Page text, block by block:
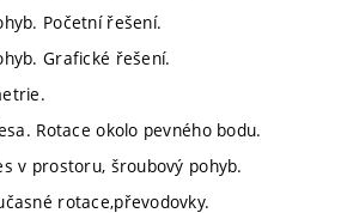
Početní řešení.
Grafické řešení.
Rotace okolo pevného bodu.
v prostoru, šroubový pohyb.
rotace,převodovky.